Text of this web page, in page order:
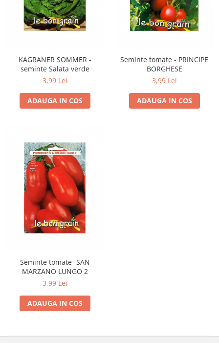
KAGRANER SOMMER -
seminte Salata verde
3,99 Lei
ADAUGA IN COS
Seminte tomate - PRINCIPE
BORGHESE
3,99 Lei
ADAUGA IN COS
Seminte tomate -SAN
MARZANO LUNGO 2
3,99 Lei
ADAUGA IN COS